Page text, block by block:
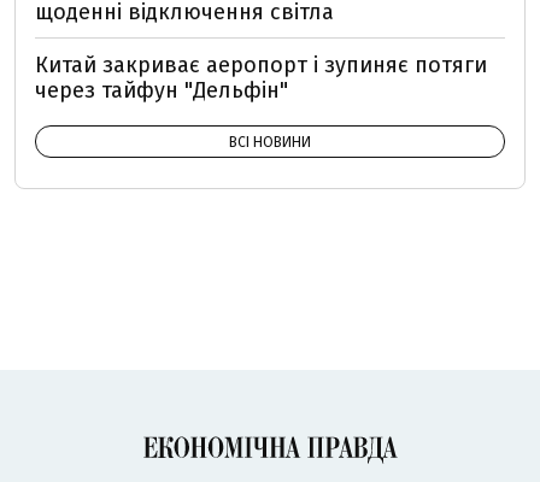
щоденні відключення світла
Китай закриває аеропорт і зупиняє потяги
через тайфун "Дельфін"
ВСІ НОВИНИ